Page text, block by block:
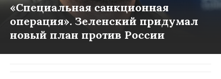
«Специальная санкционная
операция». Зеленский придумал
новый план против России